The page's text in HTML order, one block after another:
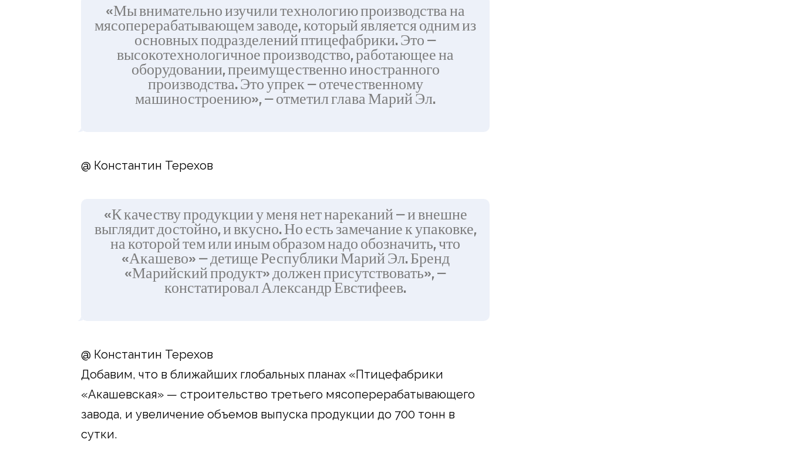
«Мы внимательно изучили технологию производства на
мясоперерабатывающем заводе, который является одним из
основных подразделений птицефабрики. Это —
высокотехнологичное производство, работающее на
оборудовании, преимущественно иностранного
производства. Это упрек — отечественному
машиностроению», — отметил глава Марий Эл.
@ Константин Терехов
«К качеству продукции у меня нет нареканий — и внешне
выглядит достойно, и вкусно. Но есть замечание к упаковке,
на которой тем или иным образом надо обозначить, что
«Акашево» — детище Республики Марий Эл. Бренд
«Марийский продукт» должен присутствовать», —
констатировал Александр Евстифеев.
@ Константин Терехов
Добавим, что в ближайших глобальных планах «Птицефабрики
«Акашевская» — строительство третьего мясоперерабатывающего
завода, и увеличение объемов выпуска продукции до 700 тонн в
сутки.